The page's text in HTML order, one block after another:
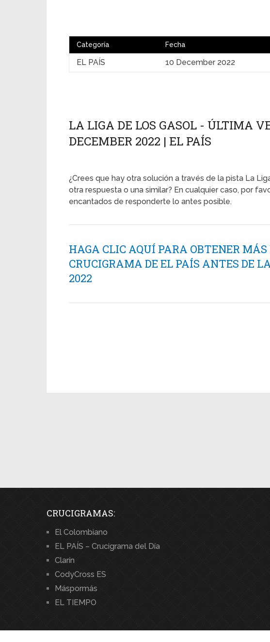
Categoría Fecha
EL PAÍS 10 December 2022
LA LIGA DE LOS GASOL - ÚLTIMA
DECEMBER 2022 | EL PAÍS
¿Crees que hay otra solución a través de la pista La
otra respuesta o una similar? En cualquier caso, por
encantados de responderte lo antes posible.
HAGA CLIC AQUÍ PARA OBTENER MÁS
CRUCIGRAMA DE EL PAÍS ANTES DE
2022
CRUCIGRAMAS:
El Colombiano
EL PAÍS – Crucigrama del Día
Clarín
CodyCross ES
Máspormás
EL TIEMPO